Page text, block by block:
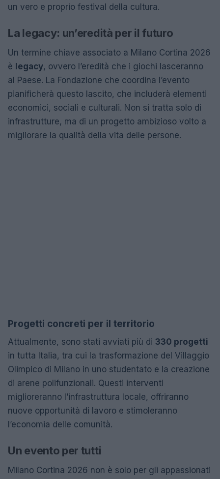
un vero e proprio festival della cultura.
La legacy: un’eredità per il futuro
Un termine chiave associato a Milano Cortina 2026
è legacy, ovvero l’eredità che i giochi lasceranno
al Paese. La Fondazione che coordina l’evento
pianificherà questo lascito, che includerà elementi
economici, sociali e culturali. Non si tratta solo di
infrastrutture, ma di un progetto ambizioso volto a
migliorare la qualità della vita delle persone.
Progetti concreti per il territorio
Attualmente, sono stati avviati più di 330 progetti
in tutta Italia, tra cui la trasformazione del Villaggio
Olimpico di Milano in uno studentato e la creazione
di arene polifunzionali. Questi interventi
miglioreranno l’infrastruttura locale, offriranno
nuove opportunità di lavoro e stimoleranno
l’economia delle comunità.
Un evento per tutti
Milano Cortina 2026 non è solo per gli appassionati